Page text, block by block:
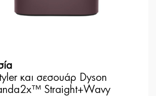
και σεσουάρ Dyson
Straight+Wavy